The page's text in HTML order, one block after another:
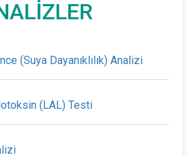
(Suya Dayanıklılık) Analizi
(LAL) Testi